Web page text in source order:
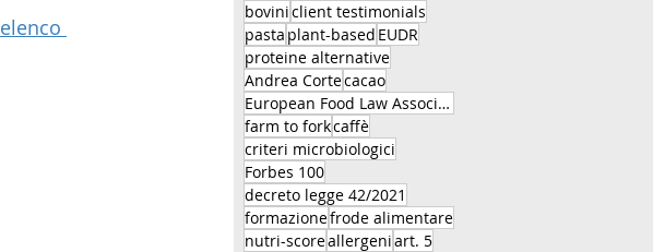
elenco
boviniclient testimonials
pasta plant-based EUDR
proteine alternative
Andrea Cortecacao
European Food Law Association
farm to forkcaffè
criteri microbiologici
Forbes 100
decreto legge 42/2021
formazionefrode alimentare
nutri-scoreallergeniart. 5